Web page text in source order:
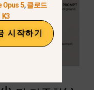
Opus 5,클로드
K3
시작하기